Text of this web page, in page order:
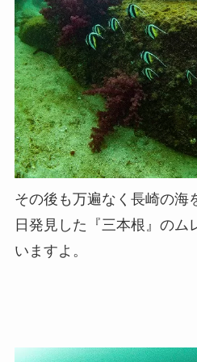
その後も万遍なく長崎の海
日発見した『三本根』のム
いますよ。